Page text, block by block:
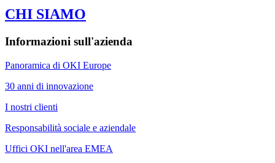
CHI SIAMO
Informazioni sull'azienda
Panoramica di OKI Europe
30 anni di innovazione
I nostri clienti
Responsabilità sociale e aziendale
Uffici OKI nell'area EMEA